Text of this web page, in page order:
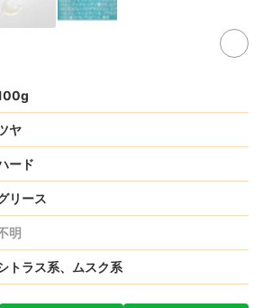
ヤ
ード
リース
明
トラス系、ムスク系